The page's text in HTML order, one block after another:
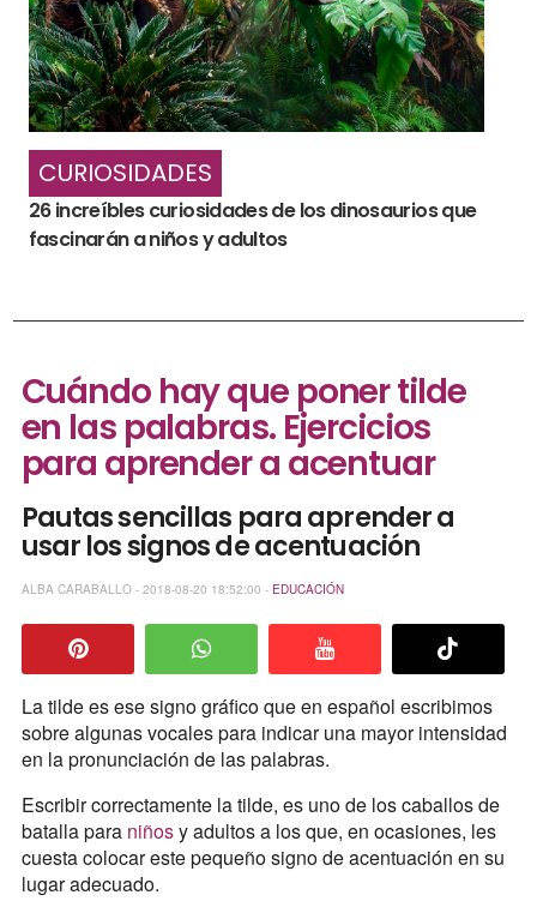
CURIOSIDADES
26 increíbles curiosidades de los dinosaurios que
fascinarán a niños y adultos
Cuándo hay que poner tilde
en las palabras. Ejercicios
para aprender a acentuar
Pautas sencillas para aprender a
usar los signos de acentuación
ALBA CARABALLO - 2018-08-20 18:52:00 - EDUCACIÓN
La tilde es ese signo gráfico que en español escribimos
sobre algunas vocales para indicar una mayor intensidad
en la pronunciación de las palabras.
Escribir correctamente la tilde, es uno de los caballos de
batalla para niñosy adultos a los que, en ocasiones, les
cuesta colocar este pequeño signo de acentuación en su
lugar adecuado.